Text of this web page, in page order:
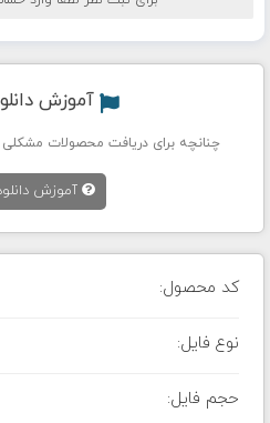
آموزش
چنانچه برای دریافت محصولات
آموزش
کد محصول:
نوع فایل:
حجم فایل: